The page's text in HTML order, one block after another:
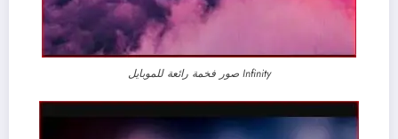
Infinity صور فخمة رائعة للموبايل